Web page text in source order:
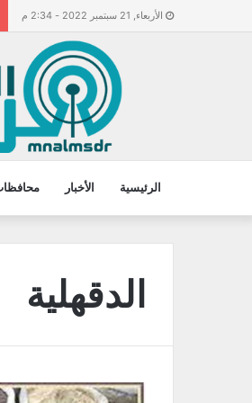
الأربعاء, 21 سبتمبر 2022 - 2:34 م
الرئيسية الأخبار
الدقهلية